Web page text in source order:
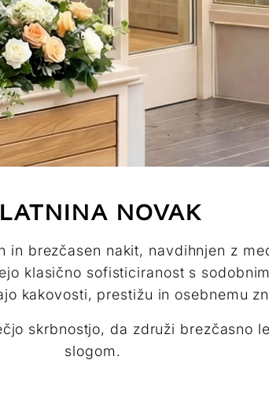
NOVAK
in brezčasen nakit, navdihnjen z
klasično sofisticiranost s
kakovosti, prestižu in osebnemu
skrbnostjo, da združi brezčasno
slogom.